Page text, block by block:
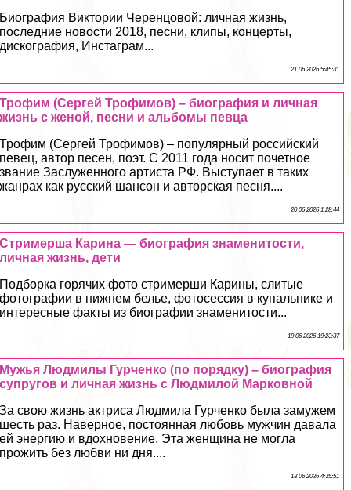
Биография Виктории Черенцовой: личная жизнь,
последние новости 2018, песни, клипы, концерты,
дискография, Инстаграм...
21 06 2026 5:45:31
Трофим (Сергeй Трофимов) – биография и личная
жизнь с женой, песни и альбомы певца
Трофим (Сергeй Трофимов) – популярный российский
певец, автор песен, поэт. С 2011 года носит почетное
звание Заслуженного артиста РФ. Выступает в таких
жанрах как русский шансон и авторская песня....
20 06 2026 1:28:44
Стримерша Карина — биография знаменитости,
личная жизнь, дети
Подборка горячих фото стримерши Карины, слитые
фотографии в нижнем белье, фотосессия в купальнике и
интересные факты из биографии знаменитости...
19 06 2026 19:23:37
Мужья Людмилы Гурченко (по порядку) – биография
супругов и личная жизнь с Людмилой Марковной
За свою жизнь актриса Людмила Гурченко была замужем
шесть раз. Наверное, постоянная любовь мужчин давала
ей энергию и вдохновение. Эта женщина не могла
прожить без любви ни дня....
18 06 2026 4:35:51